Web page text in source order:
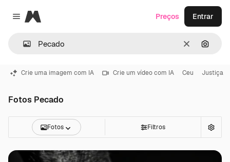
Close menu
Magnific
Limpar
Preços Entrar
Crie uma imagem com IA Crie um vídeo com IA Ceu Justiça
Fotos Pecado
Fotos Filtros